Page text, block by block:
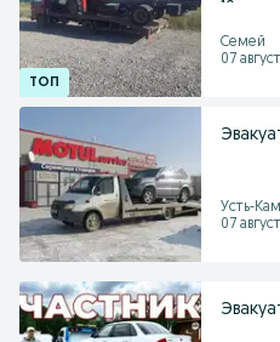
Семей
07
Усть-
07